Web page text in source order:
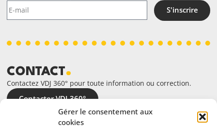
Gérer le consentement aux
cookies
S'inscrire
CONTACT
Contactez VDJ 360° pour toute information ou correction.
Contacter VDJ 360°